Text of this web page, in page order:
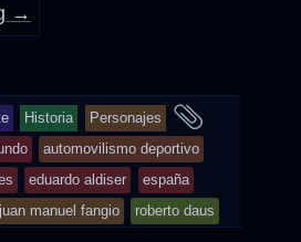
→
Historia Personajes
automovilismo deportivo
eduardo aldiser
españa
juan manuel fangio roberto daus